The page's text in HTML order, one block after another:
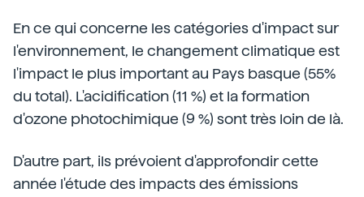
En ce qui concerne les catégories d'impact sur
l'environnement, le changement climatique est
l'impact le plus important au Pays basque (55%
du total). L'acidification (11 %) et la formation
d'ozone photochimique (9 %) sont très loin de là.
D'autre part, ils prévoient d'approfondir cette
année l'étude des impacts des émissions